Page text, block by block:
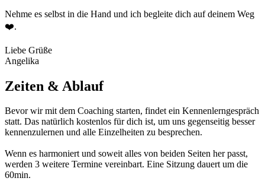
Nehme es selbst in die Hand und ich begleite dich auf deinem Weg
❤️.
Liebe Grüße
Angelika
Zeiten & Ablauf
Bevor wir mit dem Coaching starten, findet ein Kennenlerngespräch
statt. Das natürlich kostenlos für dich ist, um uns gegenseitig besser
kennenzulernen und alle Einzelheiten zu besprechen.
Wenn es harmoniert und soweit alles von beiden Seiten her passt,
werden 3 weitere Termine vereinbart. Eine Sitzung dauert um die
60min.